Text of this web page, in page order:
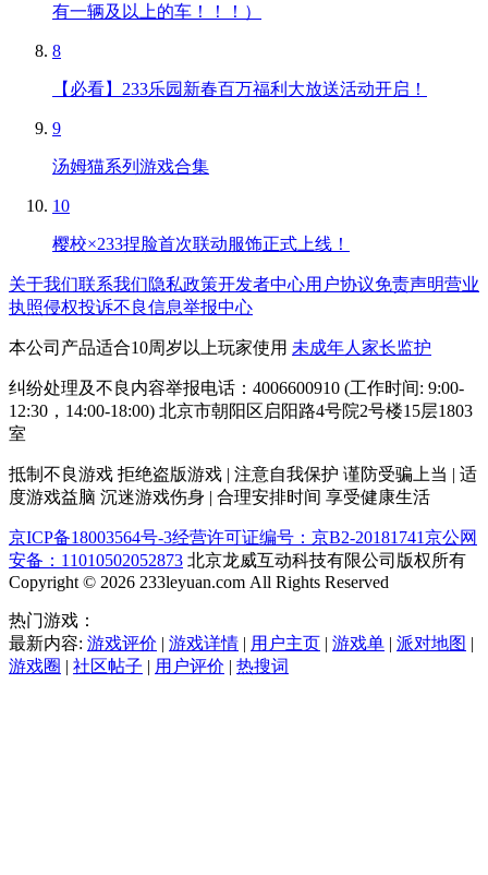
有一辆及以上的车！！！）
8
【必看】233乐园新春百万福利大放送活动开启！
9
汤姆猫系列游戏合集
10
樱校×233捏脸首次联动服饰正式上线！
关于我们联系我们隐私政策开发者中心用户协议免责声明营业
执照侵权投诉不良信息举报中心
本公司产品适合10周岁以上玩家使用 未成年人家长监护
纠纷处理及不良内容举报电话：4006600910 (工作时间: 9:00-
12:30，14:00-18:00) 北京市朝阳区启阳路4号院2号楼15层1803
室
抵制不良游戏 拒绝盗版游戏 | 注意自我保护 谨防受骗上当 | 适
度游戏益脑 沉迷游戏伤身 | 合理安排时间 享受健康生活
京ICP备18003564号-3经营许可证编号：京B2-20181741京公网
安备：11010502052873 北京龙威互动科技有限公司版权所有
Copyright © 2026 233leyuan.com All Rights Reserved
热门游戏：
最新内容: 游戏评价 | 游戏详情 | 用户主页 | 游戏单 | 派对地图 |
游戏圈 | 社区帖子 | 用户评价 | 热搜词